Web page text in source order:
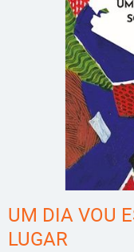
UM DIA VOU
LUGAR